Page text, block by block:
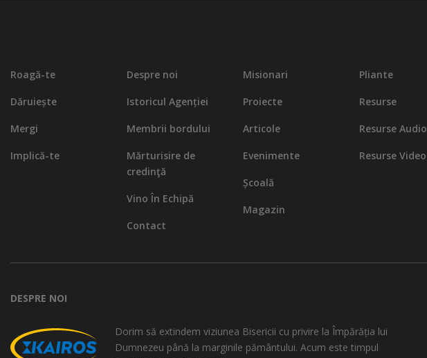
Roagă-te
Dăruiește
Mergi
Implică-te
Despre noi
Istoricul Agenției
Membrii bordului
Mărturisire de
credinţă
Vino În Echipă
Contact
Misionari
Proiecte
Articole
Evenimente
Școală
Magazin
Pliante
Resurse
Resurse Audio
Resurse Video
DESPRE NOI
Dorim să extindem viziunea Bisericii cu privire la Împărăția lui
Dumnezeu până la marginile pământului. Acum este timpul